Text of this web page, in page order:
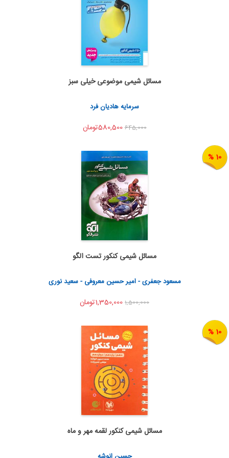
اضافه به سبد خرید
اشتراک گذاری
مسائل شیمی موضوعی خیلی سبز
سرمایه هادیان فرد
645,000580,500تومان
10 %
اضافه به سبد خرید
اشتراک گذاری
مسائل شیمی کنکور تست الگو
مسعود جعفری - امیر حسین معروفی - سعید نوری
1,500,000
10 %
اضافه به سبد خرید
اشتراک گذاری
مسائل شیمی کنکور لقمه مهر و ماه